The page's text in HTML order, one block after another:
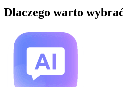
Dlaczego warto